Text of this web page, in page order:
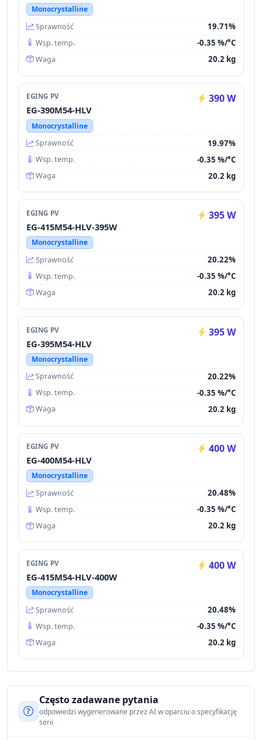
Monocrystalline
Sprawność
19.71%
Wsp. temp. -0.35 %/°C
Waga 20.2 kg
EGING PV 390 W
EG-390M54-HLV
Monocrystalline
Sprawność
19.97%
Wsp. temp. -0.35 %/°C
Waga 20.2 kg
EGING PV 395 W
EG-415M54-HLV-395W
Monocrystalline
Sprawność
20.22%
Wsp. temp. -0.35 %/°C
Waga 20.2 kg
EGING PV 395 W
EG-395M54-HLV
Monocrystalline
Sprawność
20.22%
Wsp. temp. -0.35 %/°C
Waga 20.2 kg
EGING PV 400 W
EG-400M54-HLV
Monocrystalline
Sprawność
20.48%
Wsp. temp. -0.35 %/°C
Waga 20.2 kg
EGING PV 400 W
EG-415M54-HLV-400W
Monocrystalline
Sprawność
20.48%
Wsp. temp. -0.35 %/°C
Waga 20.2 kg
Często zadawane pytania
odpowiedzi wygenerowane przez AI w oparciu o specyfikację
serii